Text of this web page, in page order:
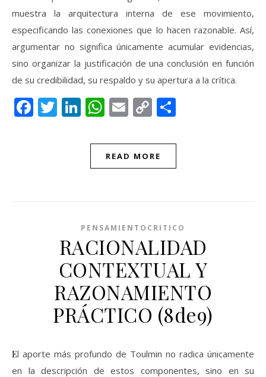
muestra la arquitectura interna de ese movimiento,
especificando las conexiones que lo hacen razonable. Así,
argumentar no significa únicamente acumular evidencias,
sino organizar la justificación de una conclusión en función
de su credibilidad, su respaldo y su apertura a la crítica.
Facebook
Twitter
LinkedIn
WhatsApp
Email
Copy
READ MORE
PENSAMIENTOCRITICO
RACIONALIDAD
CONTEXTUAL Y
RAZONAMIENTO
PRÁCTICO (8de9)
El aporte más profundo de Toulmin no radica únicamente
en la descripción de estos componentes, sino en su